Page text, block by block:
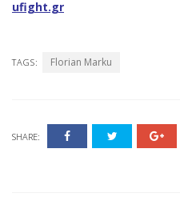
ufight.gr
TAGS: Florian Marku
SHARE: